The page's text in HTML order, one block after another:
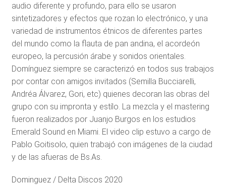
audio diferente y profundo, para ello se usaron
sintetizadores y efectos que rozan lo electrónico, y una
variedad de instrumentos étnicos de diferentes partes
del mundo como la flauta de pan andina, el acordeón
europeo, la percusión árabe y sonidos orientales.
Domínguez siempre se caracterizó en todos sus trabajos
por contar con amigos invitados (Semilla Bucciarelli,
Andréa Álvarez, Gori, etc) quienes decoran las obras del
grupo con su impronta y estílo. La mezcla y el mastering
fueron realizados por Juanjo Burgos en los estudios
Emerald Sound en Miami. El video clip estuvo a cargo de
Pablo Goitisolo, quien trabajó con imágenes de la ciudad
y de las afueras de Bs.As.
Dominguez / Delta Discos 2020